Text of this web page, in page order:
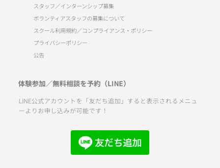
スタッフ／インターンシップ募集
ボランティアスタッフの募集について
スクール利用規約／コンプライアンス・ポリシー
プライバシーポリシー
公告
体験参加／無料相談を予約（LINE）
LINE公式アカウントを「友だち追加」すると表示されるメニュ
ーよりお申し込みが可能です！